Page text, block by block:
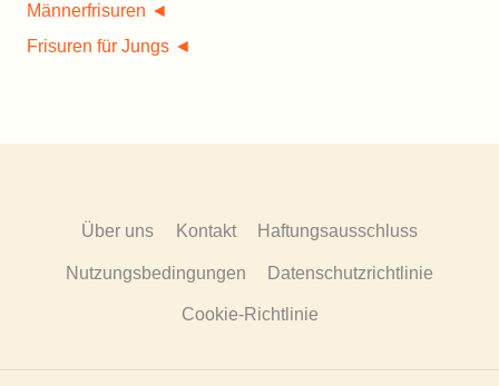
Männerfrisuren ◄
Frisuren für Jungs ◄
Über uns Kontakt Haftungsausschluss
Nutzungsbedingungen Datenschutzrichtlinie
Cookie-Richtlinie